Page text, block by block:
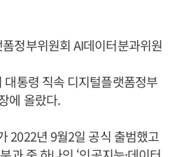
정부위원회 AI데이터분과위원
대통령 직속 디지털플랫폼정부
에 올랐다.
2022년 9월2일 공식 출범했고